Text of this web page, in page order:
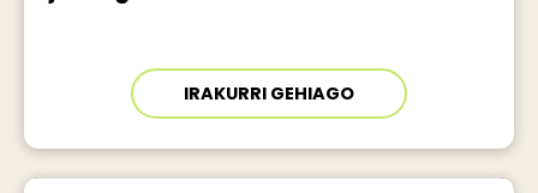
IRAKURRI GEHIAGO